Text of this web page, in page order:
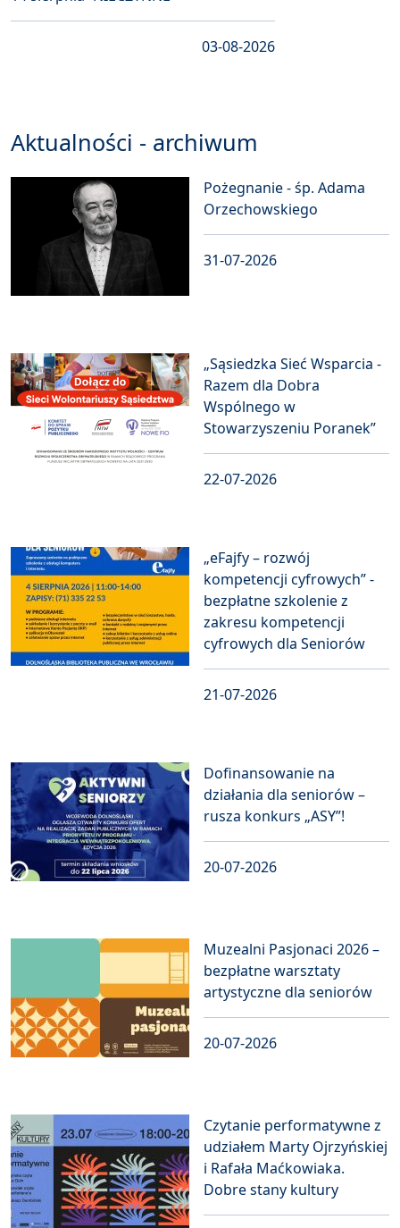
03-08-2026
Aktualności - archiwum
Pożegnanie - śp. Adama
Orzechowskiego
31-07-2026
„Sąsiedzka Sieć Wsparcia -
Razem dla Dobra
Wspólnego w
Stowarzyszeniu Poranek”
22-07-2026
„eFajfy – rozwój
kompetencji cyfrowych” -
bezpłatne szkolenie z
zakresu kompetencji
cyfrowych dla Seniorów
21-07-2026
Dofinansowanie na
działania dla seniorów –
rusza konkurs „ASY”!
20-07-2026
Muzealni Pasjonaci 2026 –
bezpłatne warsztaty
artystyczne dla seniorów
20-07-2026
Czytanie performatywne z
udziałem Marty Ojrzyńskiej
i Rafała Maćkowiaka.
Dobre stany kultury